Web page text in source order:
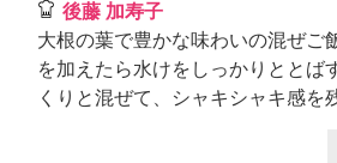
後藤 加寿子
大根の葉で豊かな味わいの混ぜご
を加えたら水けをしっかりととば
くりと混ぜて、シャキシャキ感を